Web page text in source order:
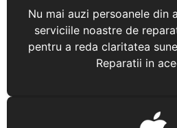
Nu mai auzi persoanele din
serviciile noastre de
pentru a reda claritatea
Reparatii in